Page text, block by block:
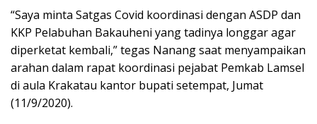
“Saya minta Satgas Covid koordinasi dengan ASDP dan
KKP Pelabuhan Bakauheni yang tadinya longgar agar
diperketat kembali,” tegas Nanang saat menyampaikan
arahan dalam rapat koordinasi pejabat Pemkab Lamsel
di aula Krakatau kantor bupati setempat, Jumat
(11/9/2020).